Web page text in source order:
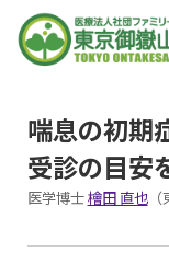
喘息の初期
受診の目安
医学博士檜田 直也（